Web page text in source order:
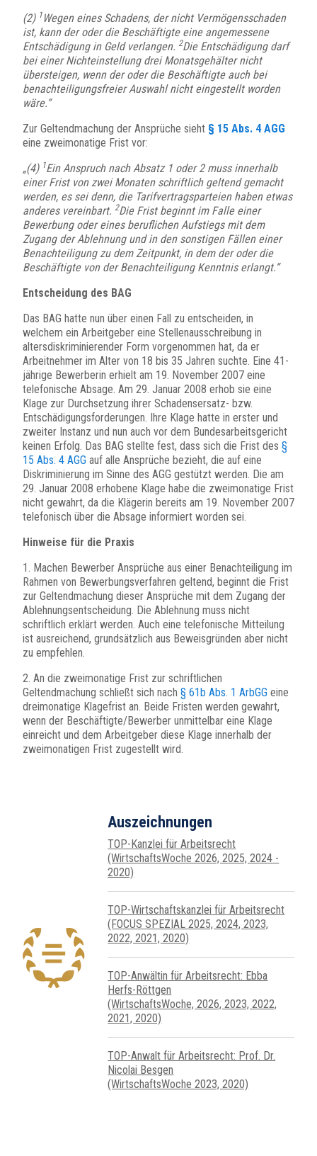
(2) 1 Wegen eines Schadens, der nicht Vermögensschaden
ist, kann der oder die Beschäftigte eine angemessene
Entschädigung in Geld verlangen. 2Die Entschädigung darf
bei einer Nichteinstellung drei Monatsgehälter nicht
übersteigen, wenn der oder die Beschäftigte auch bei
benachteiligungsfreier Auswahl nicht eingestellt worden
wäre.“
Zur Geltendmachung der Ansprüche sieht § 15 Abs. 4 AGG
eine zweimonatige Frist vor:
„(4) 1Ein Anspruch nach Absatz 1 oder 2 muss innerhalb
einer Frist von zwei Monaten schriftlich geltend gemacht
werden, es sei denn, die Tarifvertragsparteien haben etwas
anderes vereinbart. 2Die Frist beginnt im Falle einer
Bewerbung oder eines beruflichen Aufstiegs mit dem
Zugang der Ablehnung und in den sonstigen Fällen einer
Benachteiligung zu dem Zeitpunkt, in dem der oder die
Beschäftigte von der Benachteiligung Kenntnis erlangt.“
Entscheidung des BAG
Das BAG hatte nun über einen Fall zu entscheiden, in
welchem ein Arbeitgeber eine Stellenausschreibung in
altersdiskriminierender Form vorgenommen hat, da er
Arbeitnehmer im Alter von 18 bis 35 Jahren suchte. Eine 41-
jährige Bewerberin erhielt am 19. November 2007 eine
telefonische Absage. Am 29. Januar 2008 erhob sie eine
Klage zur Durchsetzung ihrer Schadensersatz- bzw.
Entschädigungsforderungen. Ihre Klage hatte in erster und
zweiter Instanz und nun auch vor dem Bundesarbeitsgericht
keinen Erfolg. Das BAG stellte fest, dass sich die Frist des §
15 Abs. 4 AGG auf alle Ansprüche bezieht, die auf eine
Diskriminierung im Sinne des AGG gestützt werden. Die am
29. Januar 2008 erhobene Klage habe die zweimonatige Frist
nicht gewahrt, da die Klägerin bereits am 19. November 2007
telefonisch über die Absage informiert worden sei.
Hinweise für die Praxis
1. Machen Bewerber Ansprüche aus einer Benachteiligung im
Rahmen von Bewerbungsverfahren geltend, beginnt die Frist
zur Geltendmachung dieser Ansprüche mit dem Zugang der
Ablehnungsentscheidung. Die Ablehnung muss nicht
schriftlich erklärt werden. Auch eine telefonische Mitteilung
ist ausreichend, grundsätzlich aus Beweisgründen aber nicht
zu empfehlen.
2. An die zweimonatige Frist zur schriftlichen
Geltendmachung schließt sich nach § 61b Abs. 1 ArbGG eine
dreimonatige Klagefrist an. Beide Fristen werden gewahrt,
wenn der Beschäftigte/Bewerber unmittelbar eine Klage
einreicht und dem Arbeitgeber diese Klage innerhalb der
zweimonatigen Frist zugestellt wird.
Auszeichnungen
TOP-Kanzlei für Arbeitsrecht
(WirtschaftsWoche 2026, 2025, 2024 -
2020)
TOP-Wirtschafts­kanzlei für Arbeits­recht
(FOCUS SPEZIAL 2025, 2024, 2023,
2022, 2021, 2020)
TOP-Anwältin für Arbeitsrecht: Ebba
Herfs-Röttgen
(WirtschaftsWoche, 2026, 2023, 2022,
2021, 2020)
TOP-Anwalt für Arbeitsrecht: Prof. Dr.
Nicolai Besgen
(WirtschaftsWoche 2023, 2020)